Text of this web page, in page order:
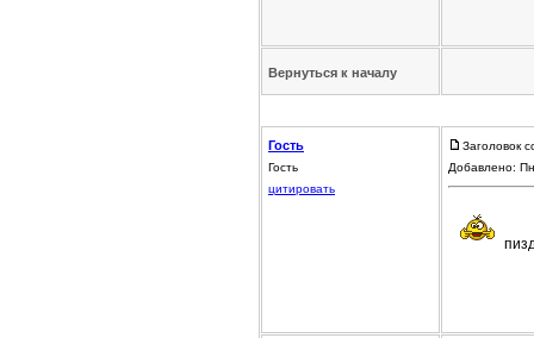
Вернуться к началу
Гость
Гость
цитировать
Заголовок
Добавлено: